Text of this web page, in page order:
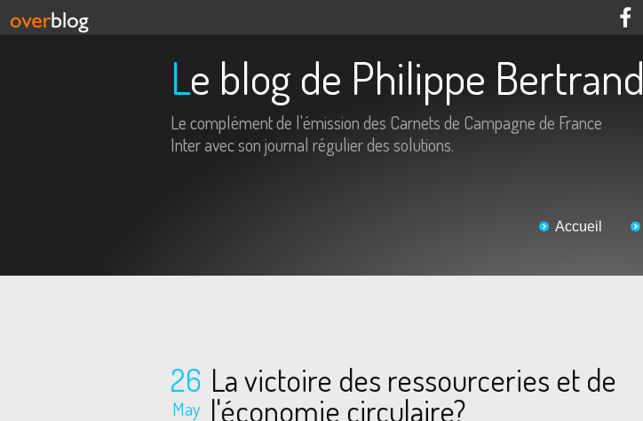
Le blog de Philippe Bertrand
Le complément de l'émission des Carnets de Campagne de France
Inter avec son journal régulier des solutions.
Accueil
26
May
La victoire des ressourceries et de
l'économie circulaire?